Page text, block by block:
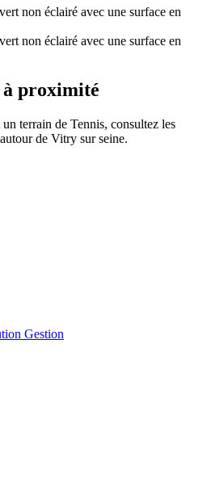
non éclairé avec une surface en
non éclairé avec une surface en
à proximité
terrain de Tennis, consultez les
de Vitry sur seine.
Gestion